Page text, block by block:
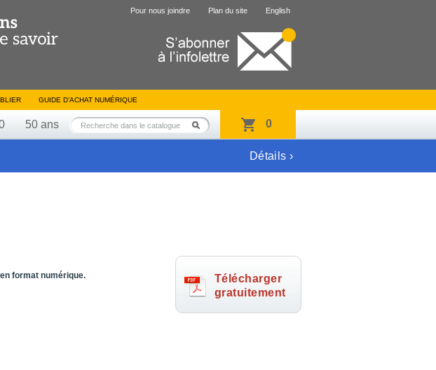
Pour nous joindre Plan du site English
GUIDE D’ACHAT NUMÉRIQUE
50 ans 0
Détails ›
format numérique.
Télécharger
gratuitement